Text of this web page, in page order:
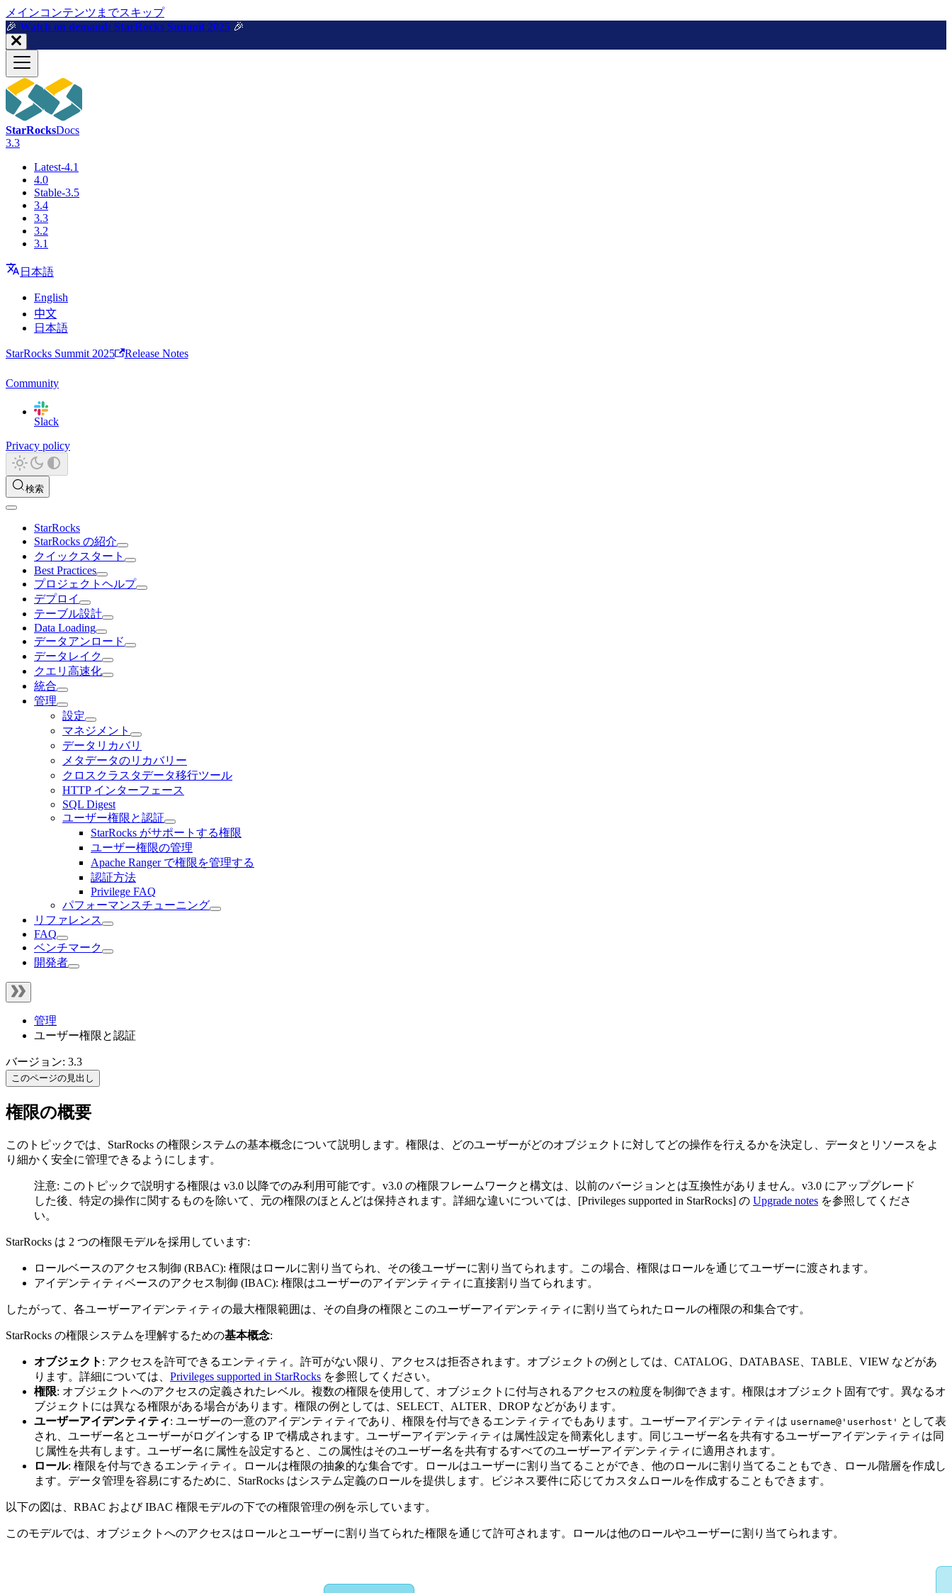
メインコンテンツまでスキップ
🎉️ Watch on demand: StarRocks Summit 2025 🎉️
StarRocksDocs
3.3
Latest-4.1
4.0
Stable-3.5
3.4
3.3
3.2
3.1
日本語
English
中文
日本語
StarRocks Summit 2025 Release Notes
Community
Slack
Privacy policy
検索
StarRocks
StarRocks の紹介
クイックスタート
Best Practices
プロジェクトヘルプ
デプロイ
テーブル設計
Data Loading
データアンロード
データレイク
クエリ高速化
統合
管理
設定
マネジメント
データリカバリ
メタデータのリカバリー
クロスクラスタデータ移行ツール
HTTP インターフェース
SQL Digest
ユーザー権限と認証
StarRocks がサポートする権限
ユーザー権限の管理
Apache Ranger で権限を管理する
認証方法
Privilege FAQ
パフォーマンスチューニング
リファレンス
FAQ
ベンチマーク
開発者
管理
ユーザー権限と認証
バージョン: 3.3
このページの見出し
権限の概要
このトピックでは、StarRocks の権限システムの基本概念について説明します。権限は、どのユーザーがどのオブジェクトに対してどの操作を行えるかを決定し、データとリソースをよ
り細かく安全に管理できるようにします。
注意: このトピックで説明する権限は v3.0 以降でのみ利用可能です。v3.0 の権限フレームワークと構文は、以前のバージョンとは互換性がありません。v3.0 にアップグレード
した後、特定の操作に関するものを除いて、元の権限のほとんどは保持されます。詳細な違いについては、[Privileges supported in StarRocks] の Upgrade notes を参照してくださ
い。
StarRocks は 2 つの権限モデルを採用しています:
ロールベースのアクセス制御 (RBAC): 権限はロールに割り当てられ、その後ユーザーに割り当てられます。この場合、権限はロールを通じてユーザーに渡されます。
アイデンティティベースのアクセス制御 (IBAC): 権限はユーザーのアイデンティティに直接割り当てられます。
したがって、各ユーザーアイデンティティの最大権限範囲は、その自身の権限とこのユーザーアイデンティティに割り当てられたロールの権限の和集合です。
StarRocks の権限システムを理解するための基本概念:
オブジェクト : アクセスを許可できるエンティティ。許可がない限り、アクセスは拒否されます。オブジェクトの例としては、CATALOG、DATABASE、TABLE、VIEW などがあ
ります。詳細については、 Privileges supported in StarRocks を参照してください。
権限: オブジェクトへのアクセスの定義されたレベル。複数の権限を使用して、オブジェクトに付与されるアクセスの粒度を制御できます。権限はオブジェクト固有です。異なるオ
ブジェクトには異なる権限がある場合があります。権限の例としては、SELECT、ALTER、DROP などがあります。
ユーザーアイデンティティ: ユーザーの一意のアイデンティティであり、権限を付与できるエンティティでもあります。ユーザーアイデンティティは username@'userhost' として表
され、ユーザー名とユーザーがログインする IP で構成されます。ユーザーアイデンティティは属性設定を簡素化します。同じユーザー名を共有するユーザーアイデンティティは同
じ属性を共有します。ユーザー名に属性を設定すると、この属性はそのユーザー名を共有するすべてのユーザーアイデンティティに適用されます。
ロール: 権限を付与できるエンティティ。ロールは権限の抽象的な集合です。ロールはユーザーに割り当てることができ、他のロールに割り当てることもでき、ロール階層を作成し
ます。データ管理を容易にするために、StarRocks はシステム定義のロールを提供します。ビジネス要件に応じてカスタムロールを作成することもできます。
以下の図は、RBAC および IBAC 権限モデルの下での権限管理の例を示しています。
このモデルでは、オブジェクトへのアクセスはロールとユーザーに割り当てられた権限を通じて許可されます。ロールは他のロールやユーザーに割り当てられます。